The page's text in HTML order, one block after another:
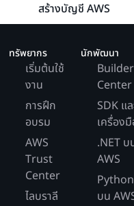
สร้างบัญชี AWS
ทรัพยากร
เริ่มต้นใช้
งาน
การฝึก
อบรม
AWS
Trust
Center
ไลบราลี
นักพัฒนา
Builder
Center
SDK แ
เครื่อง
.NET บ
AWS
Python
บน